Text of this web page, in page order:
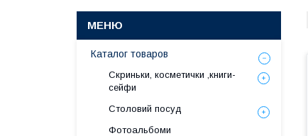
Каталог товаров
Скриньки, косметички ,книги-
сейфи
Столовий посуд
Фотоальбоми